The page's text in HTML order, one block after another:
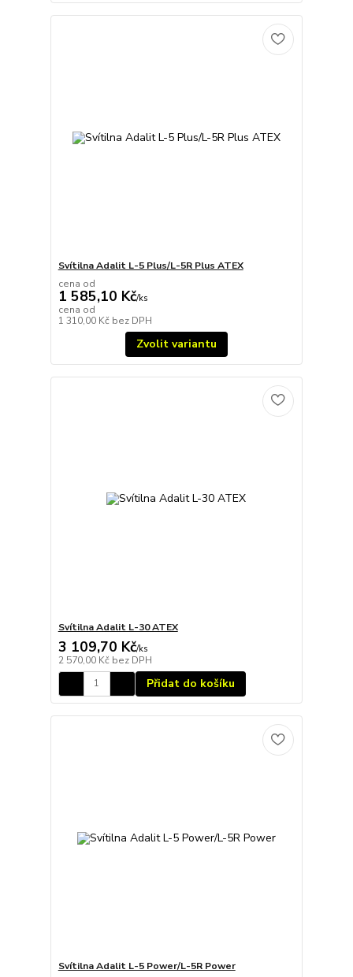
Svítilna Adalit L-5 Plus/L-5R Plus ATEX
cena od
1 585,10 Kč/ks
cena od
1 310,00 Kč bez DPH
Zvolit variantu
Svítilna Adalit L-30 ATEX
3 109,70 Kč/ks
2 570,00 Kč bez DPH
Přidat do košíku
Svítilna Adalit L-5 Power/L-5R Power